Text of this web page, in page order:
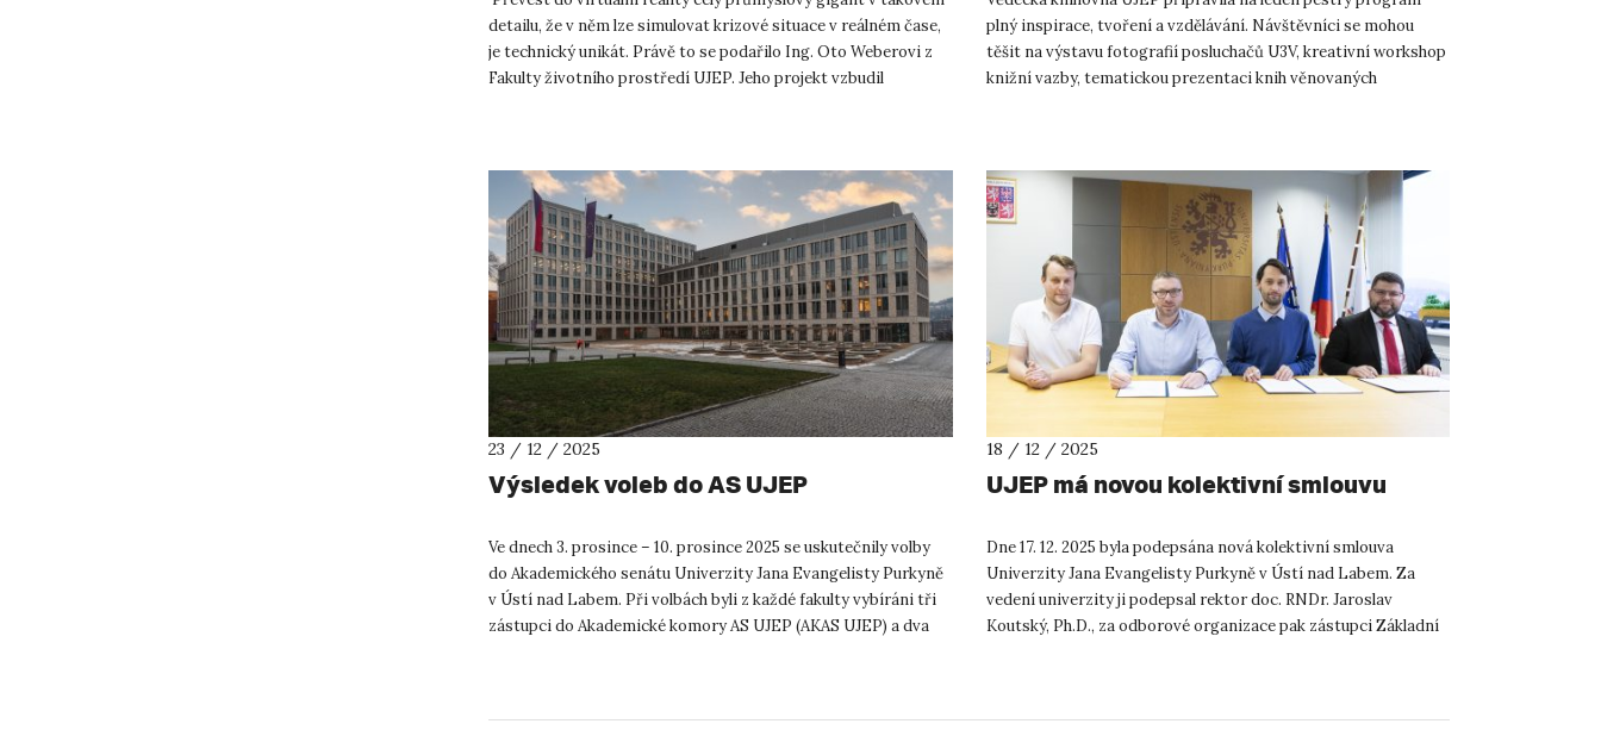
detailu, že v něm lze simulovat krizové situace v reálném čase,
je technický unikát. Právě to se podařilo Ing. Oto Weberovi z
Fakulty životního prostředí UJEP. Jeho projekt vzbudil
plný inspirace, tvoření a vzdělávání. Návštěvníci se mohou
těšit na výstavu fotografií posluchačů U3V, kreativní workshop
knižní vazby, tematickou prezentaci knih věnovaných
23 / 12 / 2025
Výsledek voleb do AS UJEP
Ve dnech 3. prosince – 10. prosince 2025 se uskutečnily volby
do Akademického senátu Univerzity Jana Evangelisty Purkyně
v Ústí nad Labem. Při volbách byli z každé fakulty vybíráni tři
zástupci do Akademické komory AS UJEP (AKAS UJEP) a dva
18 / 12 / 2025
UJEP má novou kolektivní smlouvu
Dne 17. 12. 2025 byla podepsána nová kolektivní smlouva
Univerzity Jana Evangelisty Purkyně v Ústí nad Labem. Za
vedení univerzity ji podepsal rektor doc. RNDr. Jaroslav
Koutský, Ph.D., za odborové organizace pak zástupci Základní